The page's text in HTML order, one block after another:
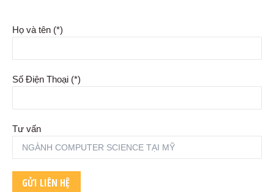
Họ và tên (*)
Số Điện Thoại (*)
Tư vấn